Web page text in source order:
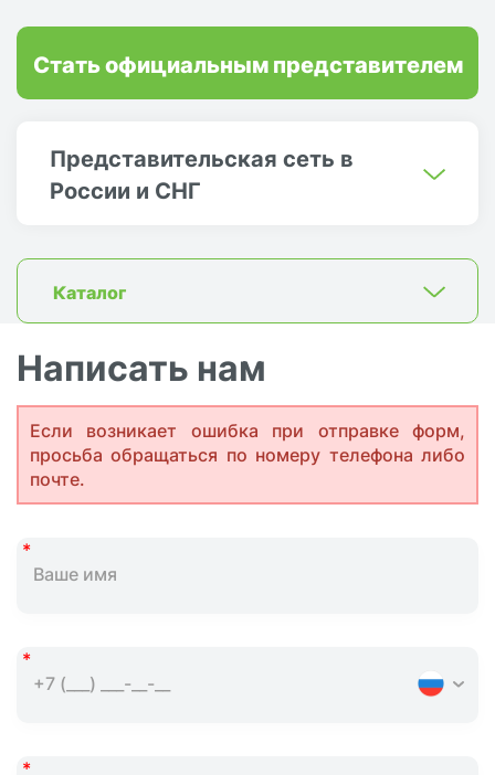
Представительская сеть в
России и СНГ
Стать официальным представителем
Каталог
Написать нам
Если возникает ошибка при отправке форм,
просьба обращаться по номеру телефона либо
почте.